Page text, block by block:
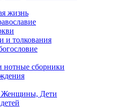
жизнь
и толкования
нотные сборники
Дети